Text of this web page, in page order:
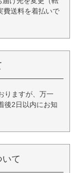
費送料を着払いで
りますが、万一
後2日以内にお知
いて